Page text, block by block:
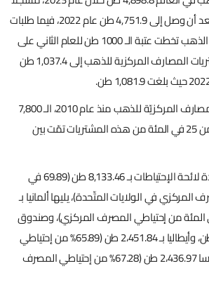
أعلى مستوياته عالمياً، بعد أن وصل إلى 4,751.9 طن عام 2022، فيما طلبات
المصارف المركزية على الذهب تخطت عتبة الـ 1000 طن للعام الثاني على
التوالي، حيث وصلت مشتريات المصارف المركزية للذهب إلى 1,037.4 طن
وتخطت عمليات شراء المصارف المركزيّة للذهب منذ عام 2010، الـ 7,800
طن لغاية، علماً أنّ أكثر من 25 في المئة من هذه المشتريات تمّت بين
وتصدّرت الولايات المتحدة لائحة الإحتياطات بـ 8,133.46 طن (69.89 في
في الولايات المتّحدة)، يليها ألمانيا بـ
طن (69.06 في المئة من إحتياطي المصرف المركزي)، وصندوق
النقد الدولي 2,814.04 طن، وأيطاليا بـ 2،451.84 طن (65.89% من إحتياطي
المصرف المركزي) وفرنسا 2،436.97 طن (67.28% من إحتياطي المصرف